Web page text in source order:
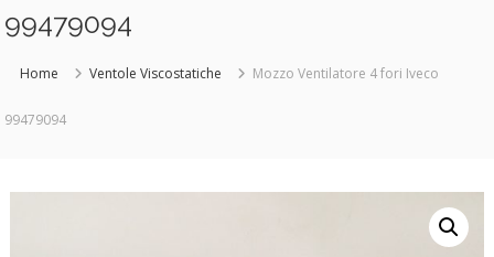
del
veicolo?
Walter
99479094
Home Ventole Viscostatiche Mozzo Ventilatore 4 fori Iveco
99479094